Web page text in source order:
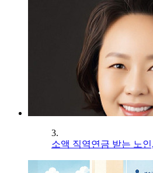
3.
소액 직역연금 받는 노